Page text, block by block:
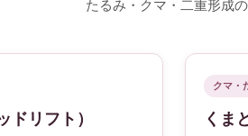
たるみ・クマ・二重形成
ドリフト）
クマ・
くま